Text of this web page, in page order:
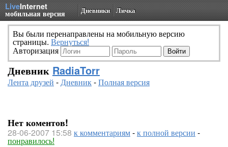
LiveInternet
мобильная версия Дневники Личка
Вы были перенаправлены на мобильную версию
страницы. Вернуться!
Авторизация
Дневник RadiaTorr
Лента друзей -Дневник-Полная версия
Нет коментов!
28-06-2007 15:58 к комментариям-к полной версии -
понравилось!